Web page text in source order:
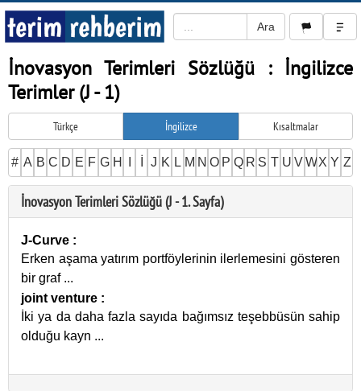
İnovasyon Terimleri Sözlüğü : İngilizce
Terimler (J - 1)
Türkçe İngilizce Kısaltmalar
# A B C D E F G H J K L M N O P Q R S T U VWX Y Z
İnovasyon Terimleri Sözlüğü (J - 1. Sayfa)
J-Curve :
Erken aşama yatırım portföylerinin ilerlemesini gösteren
bir graf ...
joint venture :
İki ya da daha fazla sayıda bağımsız teşebbüsün sahip
olduğu kayn ...